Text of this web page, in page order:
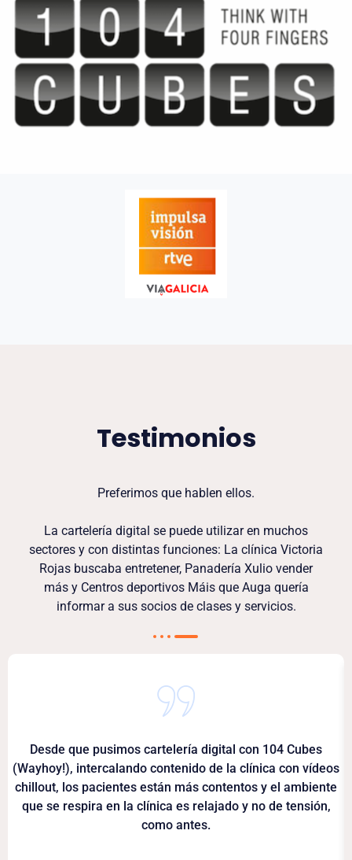
Testimonios
Preferimos que hablen ellos.
La cartelería digital se puede utilizar en muchos
sectores y con distintas funciones: La clínica Victoria
Rojas buscaba entretener, Panadería Xulio vender
más y Centros deportivos Máis que Auga quería
informar a sus socios de clases y servicios.
Desde que pusimos cartelería digital con 104 Cubes
(Wayhoy!), intercalando contenido de la clínica con vídeos
chillout, los pacientes están más contentos y el ambiente
que se respira en la clínica es relajado y no de tensión,
como antes.